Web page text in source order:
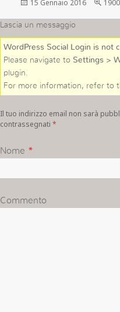
Postato
15 Gennaio 2016
Full
Lascia un messaggio
WordPress Social Login is not
Please navigate to Settings >
plugin.
For more information, refer to
Il tuo indirizzo email non sarà
contrassegnati *
Nome *
Commento